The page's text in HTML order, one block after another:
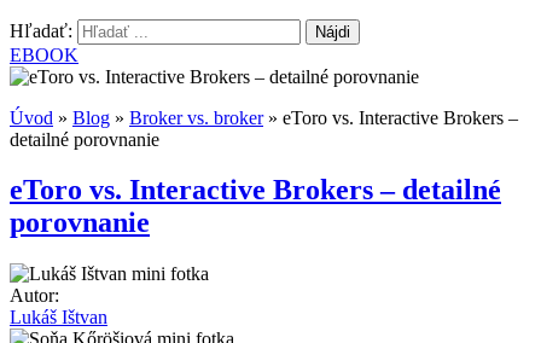
Hľadať:
EBOOK
Úvod » Blog » Broker vs. broker» eToro vs. Interactive Brokers –
detailné porovnanie
eToro vs. Interactive Brokers – detailné
porovnanie
Autor:
Lukáš Ištvan